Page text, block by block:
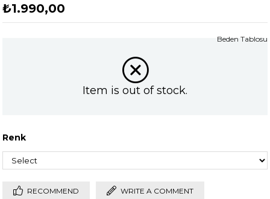
₺1.990,00
Item is out of stock.
Renk
Beden Tablosu
RECOMMEND WRITE A COMMENT